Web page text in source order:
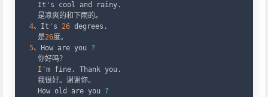
  It's cool and rainy
.
4、It's 26 degrees .
  是
26
5、How are you ?
  你好吗？
I 'm fine . Thank you .
  我很好。谢谢你。
  How old are you
?